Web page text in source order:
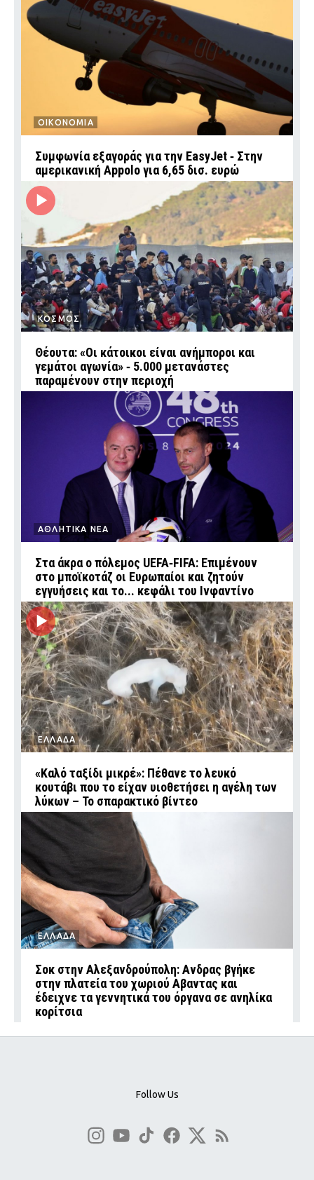
ΟΙΚΟΝΟΜΙΑ
Συμφωνία εξαγοράς για την EasyJet ‑ Στην
αμερικανική Appolo για 6,65 δισ. ευρώ
ΚΟΣΜΟΣ
Θέουτα: «Οι κάτοικοι είναι ανήμποροι και
γεμάτοι αγωνία» ‑ 5.000 μετανάστες
παραμένουν στην περιοχή
ΑΘΛΗΤΙΚΑ ΝΕΑ
Στα άκρα ο πόλεμος UEFA‑FIFA: Επιμένουν
στο μποϊκοτάζ οι Ευρωπαίοι και ζητούν
εγγυήσεις και το... κεφάλι του Ινφαντίνο
ΕΛΛΑΔΑ
«Καλό ταξίδι μικρέ»: Πέθανε το λευκό
κουτάβι που το είχαν υιοθετήσει η αγέλη των
λύκων – Το σπαρακτικό βίντεο
ΕΛΛΑΔΑ
Σοκ στην Αλεξανδρούπολη: Ανδρας βγήκε
στην πλατεία του χωριού Αβαντας και
έδειχνε τα γεννητικά του όργανα σε ανηλίκα
κορίτσια
Follow Us